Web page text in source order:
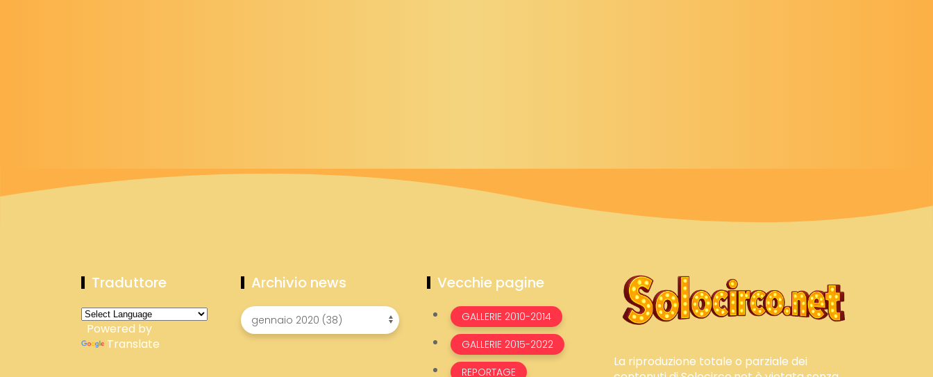
Traduttore
Powered by
Translate
Archivio news Vecchie pagine
GALLERIE 2010-2014
GALLERIE 2015-2022
REPORTAGE
La riproduzione totale o parziale dei